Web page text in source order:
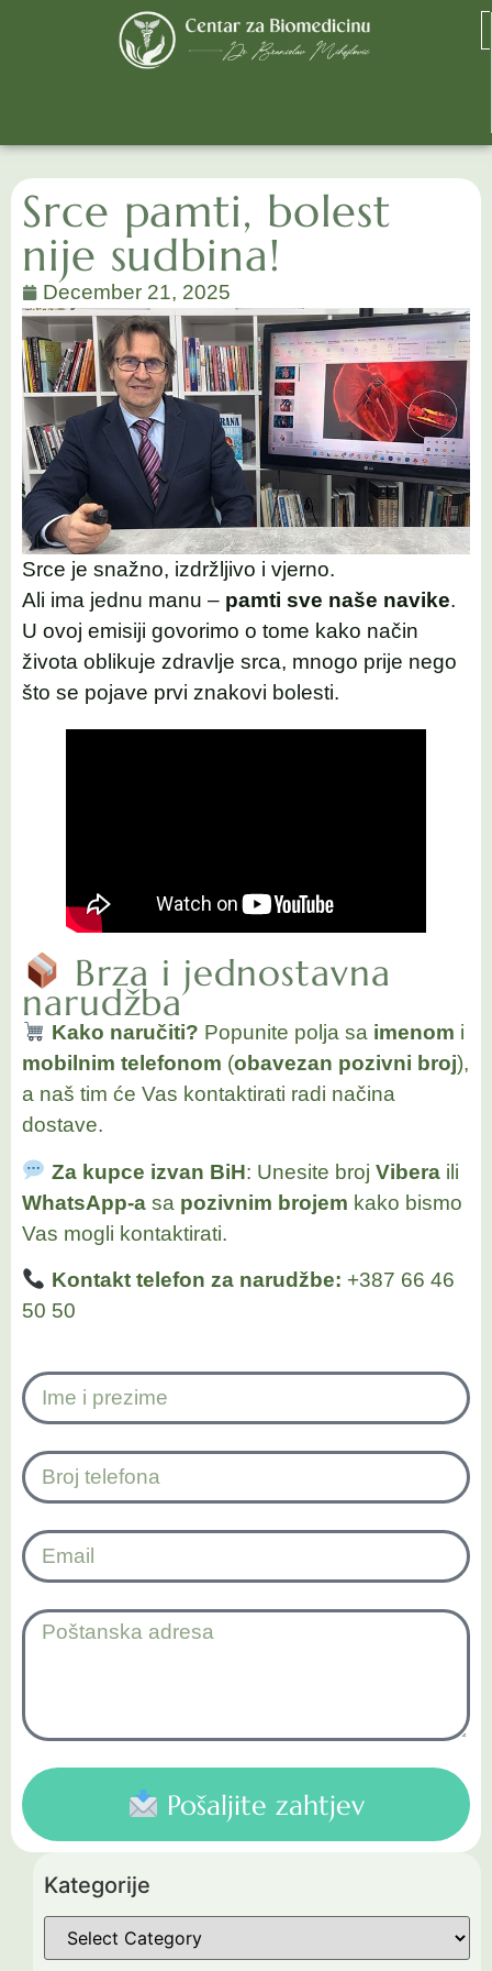
Srce pamti, bolest
nije sudbina!
December 21, 2025
Srce je snažno, izdržljivo i vjerno.
Ali ima jednu manu – pamti sve naše navike.
U ovoj emisiji govorimo o tome kako način
života oblikuje zdravlje srca, mnogo prije nego
što se pojave prvi znakovi bolesti.
Brza i jednostavna
narudžba
Kako naručiti? Popunite polja sa imenom i
mobilnim telefonom (obavezan pozivni broj),
a naš tim će Vas kontaktirati radi načina
dostave.
Za kupce izvan BiH: Unesite broj Viberaili
WhatsApp-a sa pozivnim brojem kako bismo
Vas mogli kontaktirati.
Kontakt telefon za narudžbe: +387 66 46
50 50
Pošaljite zahtjev
Kategorije